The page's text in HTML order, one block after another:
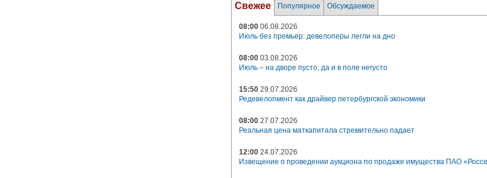
Свежее Популярное Обсуждаемое
08:00 06.08.2026
Июль без премьер: девелоперы легли на дно
08:00 03.08.2026
Июль – на дворе пусто, да и в поле негусто
15:50 29.07.2026
Редевелопмент как драйвер петербургской экономики
08:00 27.07.2026
Реальная цена маткапитала стремительно падает
12:00 24.07.2026
Извещение о проведении аукциона по продаже имущества ПАО